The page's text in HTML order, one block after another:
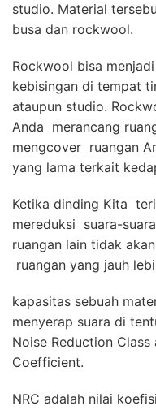
studio. Material
busa dan rockwool.
Rockwool bisa
kebisingan di tempat
ataupun studio.
Anda merancang
mengcover ruangan
yang lama terkait
Ketika dinding Kita
mereduksi suara-
ruangan lain tidak
ruangan yang jauh
kapasitas sebuah
menyerap suara di
Noise Reduction
Coefficient.
NRC adalah nilai